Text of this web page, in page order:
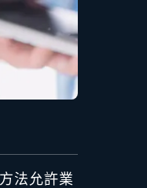
法允許業